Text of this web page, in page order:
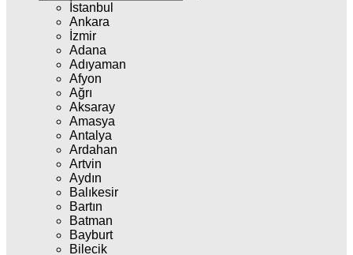
İstanbul
Ankara
İzmir
Adana
Adıyaman
Afyon
Ağrı
Aksaray
Amasya
Antalya
Ardahan
Artvin
Aydın
Balıkesir
Bartın
Batman
Bayburt
Bilecik